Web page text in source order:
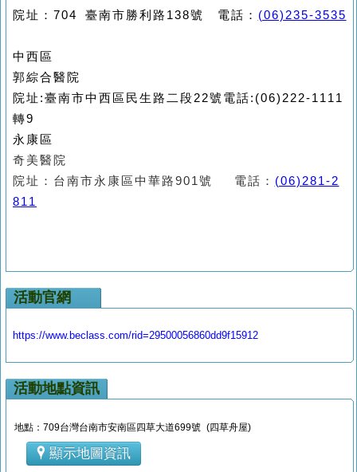
院址：704 臺南市勝利路138號 電話： (06)235-3535
中西區
郭綜合醫院
院址:臺南市中西區民生路二段22號電話:(06)222-1111
轉9
永康區
奇美醫院
院址：台南市永康區中華路901號 電話： (06)281-2
811
活動官網
https://www.beclass.com/rid=29500056860dd9f15912
活動地點資訊
地點：709台灣台南市安南區四草大道699號 (四草舟屋)
顯示地圖資訊